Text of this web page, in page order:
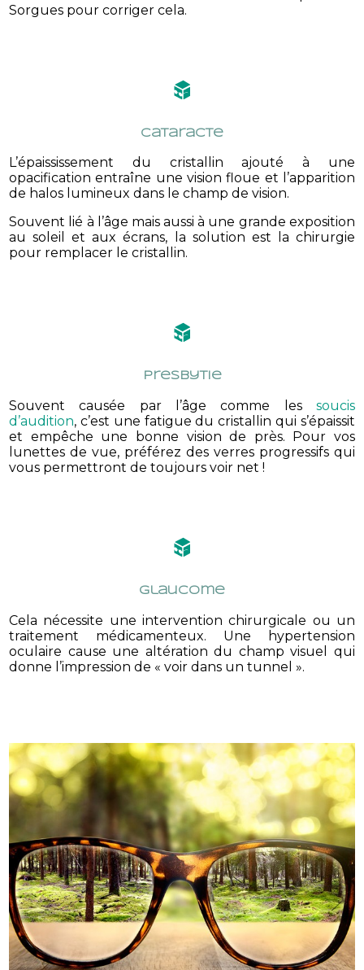
Sorgues pour corriger cela.
Cataracte
L’épaississement du cristallin ajouté à une
opacification entraîne une vision floue et l’apparition
de halos lumineux dans le champ de vision.
Souvent lié à l’âge mais aussi à une grande exposition
au soleil et aux écrans, la solution est la chirurgie
pour remplacer le cristallin.
Presbytie
Souvent causée par l’âge comme les soucis
d’audition, c’est une fatigue du cristallin qui s’épaissit
et empêche une bonne vision de près. Pour vos
lunettes de vue, préférez des verres progressifs qui
vous permettront de toujours voir net !
Glaucome
Cela nécessite une intervention chirurgicale ou un
traitement médicamenteux. Une hypertension
oculaire cause une altération du champ visuel qui
donne l’impression de « voir dans un tunnel ».